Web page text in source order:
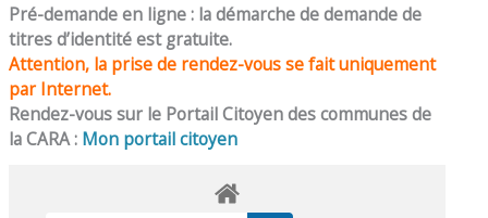
Pré-demande en ligne : la démarche de demande de
titres d’identité est gratuite.
Attention, la prise de rendez-vous se fait uniquement
par Internet.
Rendez-vous sur le Portail Citoyen des communes de
la CARA : Mon portail citoyen